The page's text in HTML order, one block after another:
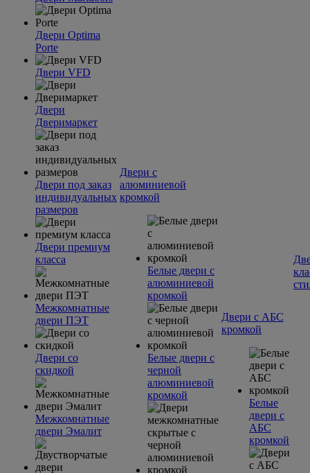
Двери Optima
Porte
Двери VFD
Двери
Дверимаркет
Двери под заказ
индивидуальных
размеров
Двери премиум
класса
Межкомнатные
двери ПЭТ
Двери со
скидкой
Межкомнатные
двери Эмалит
Двери с
алюминиевой
кромкой
Белые двери с
алюминиевой
кромкой
Белые двери с
черной
алюминиевой
кромкой
Двери с АБС
кромкой
Белые
двери с
АБС
кромкой